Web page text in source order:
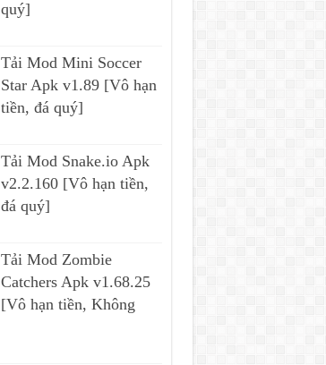
quý]
Tải Mod Mini Soccer
Star Apk v1.89 [Vô hạn
tiền, đá quý]
Tải Mod Snake.io Apk
v2.2.160 [Vô hạn tiền,
đá quý]
Tải Mod Zombie
Catchers Apk v1.68.25
[Vô hạn tiền, Không